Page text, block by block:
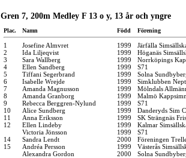
Gren 7, 200m Medley F 13 o y, 13 år och yngre
Plac. Namn Född Förening
1 Josefine Almvret 1999
Järfälla
2
Ida Liljeqvist 1999
Höganäs
3
Sara Wallberg 1999
Norrköpings
4
Ellen Sandberg 1999
S71
5
Tiffani Segerbrand 1999
Solna
6
Isabelle Wrejde 1999
Simklubben
7
Amanda Magnusson 1999
Mölndals
8
Amanda Granborg 1999
Malmö
9
Rebecca Berggren-Nylund 1999
S71
10
Alice Sundberg 1999
Danderyds Sim
11
Anna Eriksson 1999
SK Strängnäs
12
Ellen Lindeby 1999
Kalmar
Victoria Jönsson
1999
S71
14
Sandra Lendt 2000
Föreningen
15
Andréa Persson 1999
Västerås
Alexandra Gordon
2000 Solna